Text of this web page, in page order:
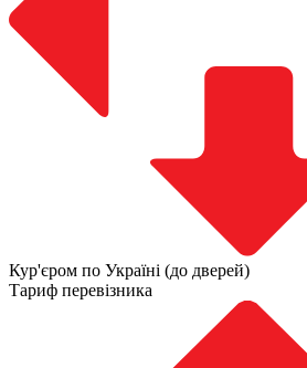
Кур'єром по Україні (до дверей)
Тариф перевізника